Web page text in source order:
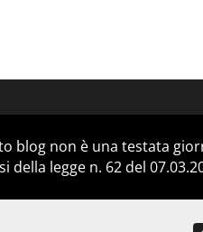
blog non è una testata
legge n. 62 del